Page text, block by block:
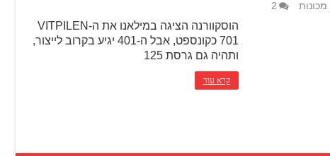
מכונות 2
הוסקוורנה הציגה במילאנו את ה-VITPILEN
701 כקונספט, אבל ה-401 יגיע בקרוב לייצור,
ותהיה גם גרסת 125
קרא עוד